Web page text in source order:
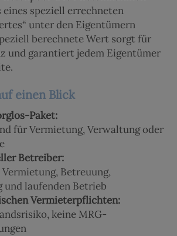
eines speziell errechneten
unter den Eigentümern
berechnete Wert sorgt für
und garantiert jedem Eigentümer
einen Blick
Paket:
für Vermietung, Verwaltung oder
Betreiber:
Betreuung,
und laufenden Betrieb
Vermieterpflichten:
keine MRG-